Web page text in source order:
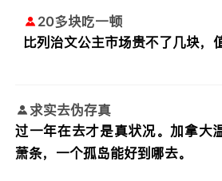
20多块吃一顿
比列治文公主市场贵不了几块，
求实去伪存真
过一年在去才是真状况。加拿大
萧条，一个孤岛能好到哪去。